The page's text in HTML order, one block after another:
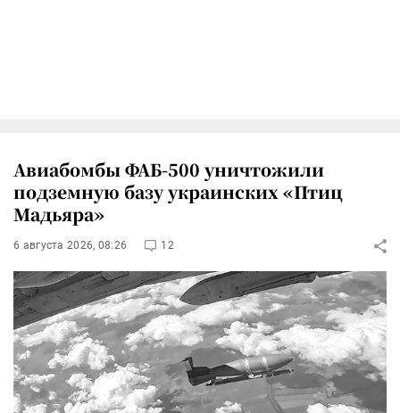
Авиабомбы ФАБ-500 уничтожили
подземную базу украинских «Птиц
Мадьяра»
6 августа 2026, 08:26 12